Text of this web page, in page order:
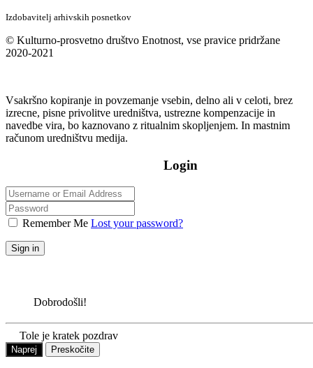
Izdobavitelj arhivskih posnetkov
© Kulturno-prosvetno društvo Enotnost, vse pravice pridržane
2020-2021
Vsakršno kopiranje in povzemanje vsebin, delno ali v celoti, brez
izrecne, pisne privolitve uredništva, ustrezne kompenzacije in
navedbe vira, bo kaznovano z ritualnim skopljenjem. In mastnim
računom uredništvu medija.
Login
Remember Me Lost your password?
Sign in
Dobrodošli!
Tole je kratek pozdrav
Naprej Preskočite